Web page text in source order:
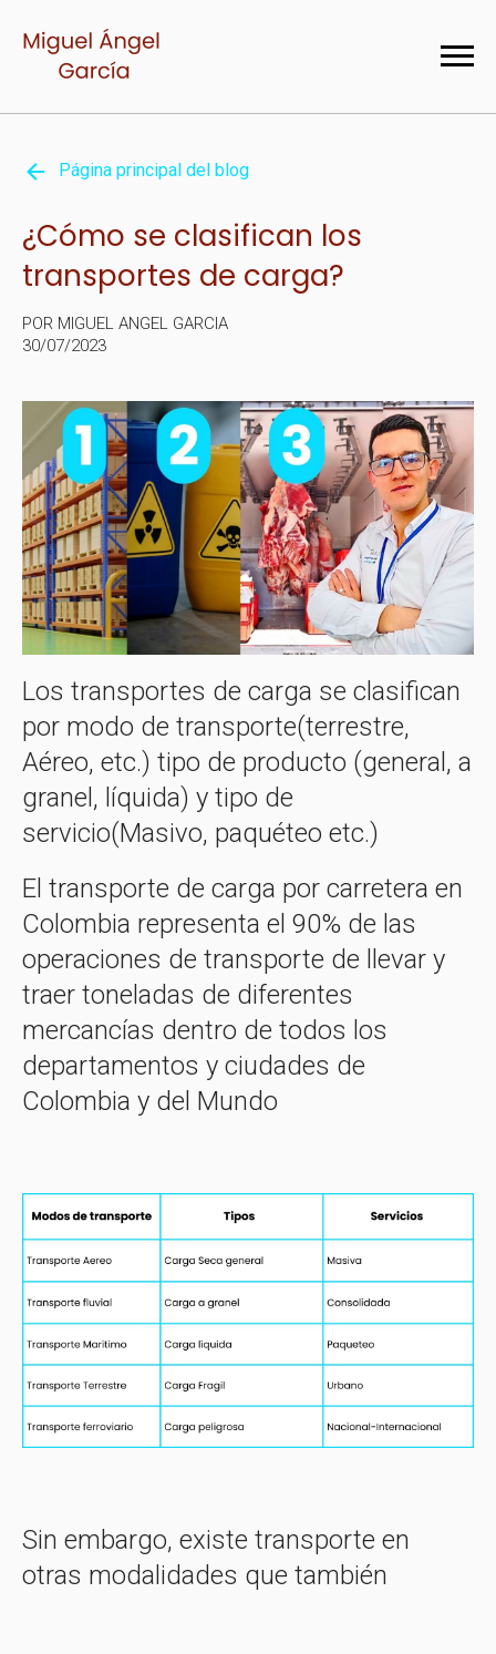
Página principal del blog
¿Cómo se clasifican los
transportes de carga?
POR MIGUEL ANGEL GARCIA
30/07/2023
Los transportes de carga se clasifican
por modo de transporte(terrestre,
Aéreo, etc.) tipo de producto (general, a
granel, líquida) y tipo de
servicio(Masivo, paquéteo etc.)
El transporte de carga por carretera en
Colombia representa el 90% de las
operaciones de transporte de llevar y
traer toneladas de diferentes
mercancías dentro de todos los
departamentos y ciudades de
Colombia y del Mundo
Sin embargo, existe transporte en
otras modalidades que también